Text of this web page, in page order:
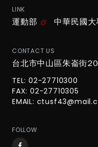
LINK
運動部 中華民國
CONTACT US
台北市中山區朱崙街
TEL: 02-27710300
FAX: 02-27710305
EMAIL:
FOLLOW